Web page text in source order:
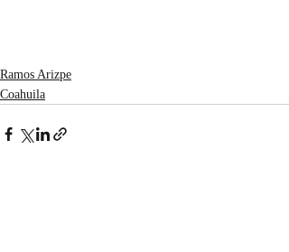
Ramos Arizpe
Coahuila